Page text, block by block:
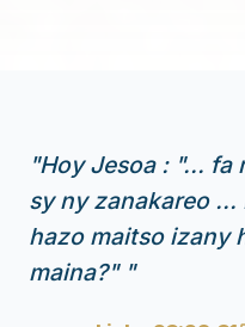
"Hoy Jesoa : "... fa
sy ny zanakareo
hazo maitso izany
maina?" "